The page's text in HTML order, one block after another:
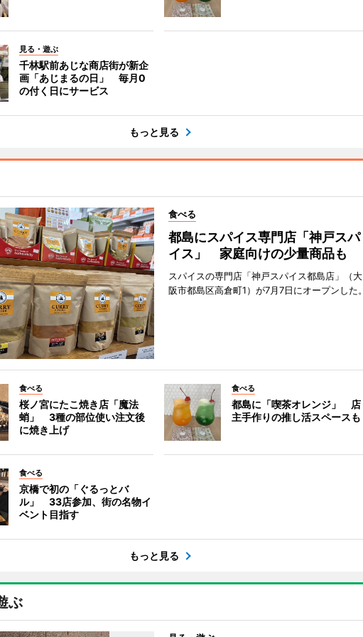
見る・遊ぶ
千林駅前あじな商店街が新企
画「あじまるの日」 毎月0
の付く日にサービス
もっと見る
食べる
都島にスパイス専門店「神戸スパ
イス」 家庭向けの少量商品も
スパイスの専門店「神戸スパイス都島店」（大
阪市都島区高倉町1）が7月7日にオープンした。
食べる
桜ノ宮にたこ焼き店「魔法
蛸」 3種の部位使い注文後
に焼き上げ
食べる
都島に「喫茶オレンジ」 店
主手作りの推し活スペースも
食べる
京橋で初の「ぐるっとバ
ル」 33店参加、街の名物イ
ベント目指す
もっと見る
ぶ